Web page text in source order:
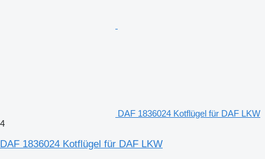
DAF 1836024 Kotflügel für DAF LKW
4
DAF 1836024 Kotflügel für DAF LKW